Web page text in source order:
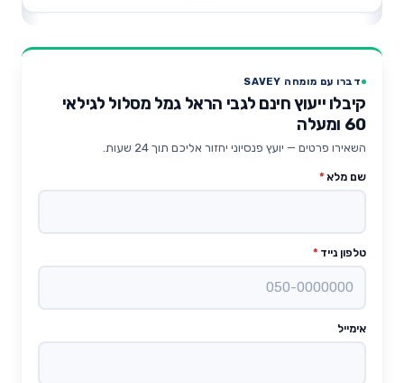
דברו עם מומחה SAVEY
קיבלו ייעוץ חינם לגבי הראל גמל מסלול לגילאי
60 ומעלה
השאירו פרטים — יועץ פנסיוני יחזור אליכם תוך 24 שעות.
שם מלא *
טלפון נייד *
אימייל